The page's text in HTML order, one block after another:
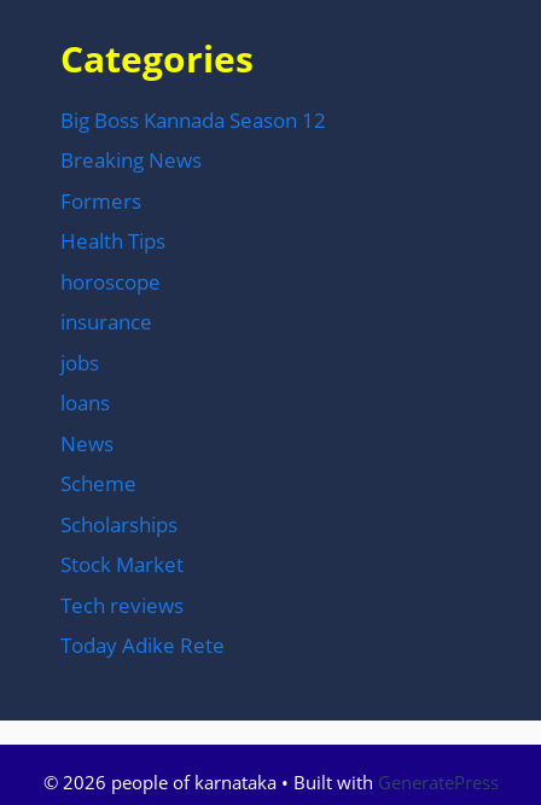
Categories
Big Boss Kannada Season 12
Breaking News
Formers
Health Tips
horoscope
insurance
jobs
loans
News
Scheme
Scholarships
Stock Market
Tech reviews
Today Adike Rete
© 2026 people of karnataka• Built with GeneratePress